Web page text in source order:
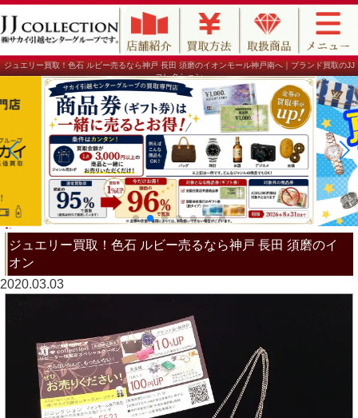
ジュエリー買取！色石 ルビー売るなら神戸 長田 須磨のイオンモール神戸南へ｜ブランド買取のJJ
コレクション
ジュエリー買取！色石 ルビー売るなら神戸 長田 須磨のイ
オン
2020.03.03